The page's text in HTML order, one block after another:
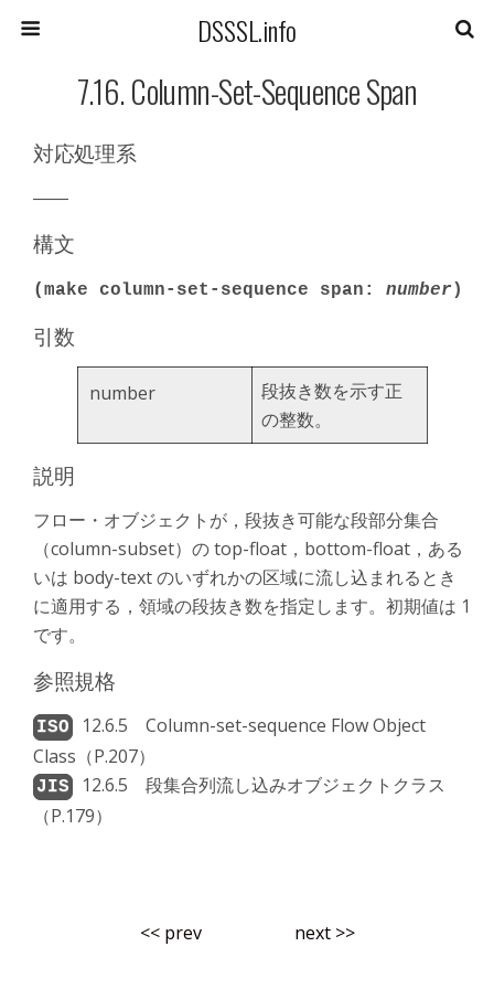
DSSSL.info
7.16. Column-Set-Sequence Span
対応処理系
――
構文
(make column-set-sequence span: number)
引数
number
段抜き数を示す正
の整数。
説明
フロー・オブジェクトが，段抜き可能な段部分集合
（column-subset）の top-float，bottom-float，ある
いは body-text のいずれかの区域に流し込まれるとき
に適用する，領域の段抜き数を指定します。初期値は 1
です。
参照規格
12.6.5 Column-set-sequence Flow Object
Class（P.207）
12.6.5 段集合列流し込みオブジェクトクラス
（P.179）
<< prev next >>